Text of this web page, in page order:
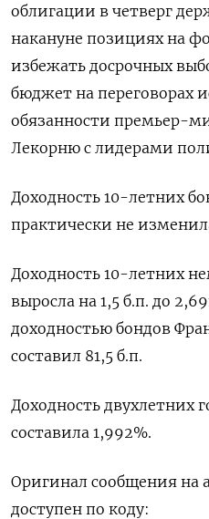
облигации в четверг
накануне позициях на
избежать досрочных
бюджет на переговорах
обязанности премьер-
Лекорню с лидерами
Доходность 10-летних
практически не
Доходность 10-летних
выросла на 1,5 б.п. до
доходностью бондов
составил 81,5 б.п.
Доходность двухлетних
составила 1,992%.
Оригинал сообщения на
доступен по коду: